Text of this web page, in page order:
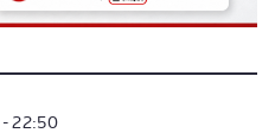
22:50